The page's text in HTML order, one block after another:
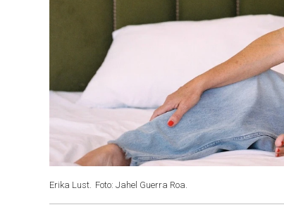
Erika Lust. Foto: Jahel Guerra Roa.